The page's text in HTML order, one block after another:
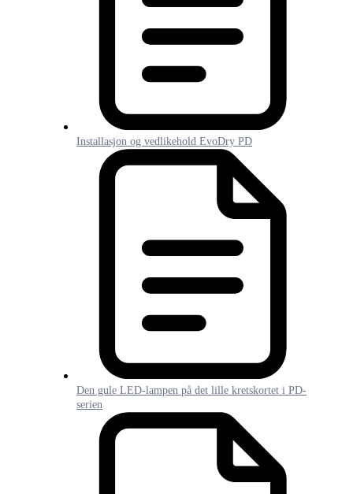
Installasjon og vedlikehold EvoDry PD
Den gule LED-lampen på det lille kretskortet i PD-
serien